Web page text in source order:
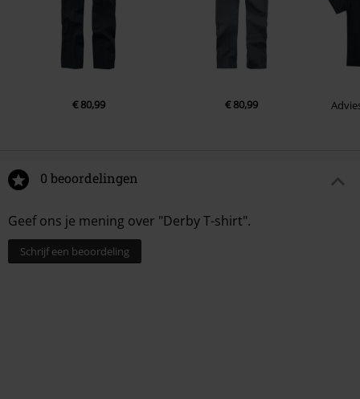
€ 80,99 € 80,99
0 beoordelingen
Geef ons je mening over "Derby T-shirt".
Schrijf een beoordeling